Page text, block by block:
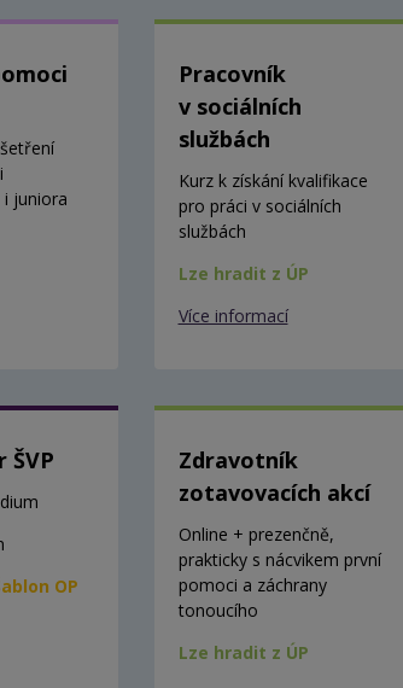
i juniora
Pracovník
v sociálních
službách
Kurz k získání kvalifikace
pro práci v sociálních
službách
Lze hradit z ÚP
Více informací
OP
Zdravotník
zotavovacích akcí
Online + prezenčně,
prakticky s nácvikem první
pomoci a záchrany
tonoucího
Lze hradit z ÚP